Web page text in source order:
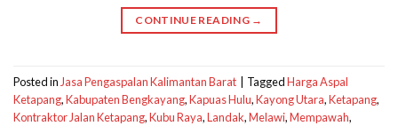
CONTINUE READING →
Posted in Jasa Pengaspalan Kalimantan Barat TaggedHarga Aspal
Ketapang,Kabupaten Bengkayang,Kapuas Hulu,Kayong Utara,Ketapang,
Kontraktor Jalan Ketapang,Kubu Raya,Landak,Melawi,Mempawah,